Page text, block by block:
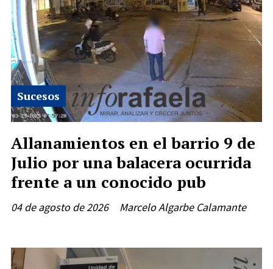
Allanamientos en el barrio 9 de
Julio por una balacera ocurrida
frente a un conocido pub
Marcelo Algarbe Calamante
Sucesos
04 de agosto de 2026